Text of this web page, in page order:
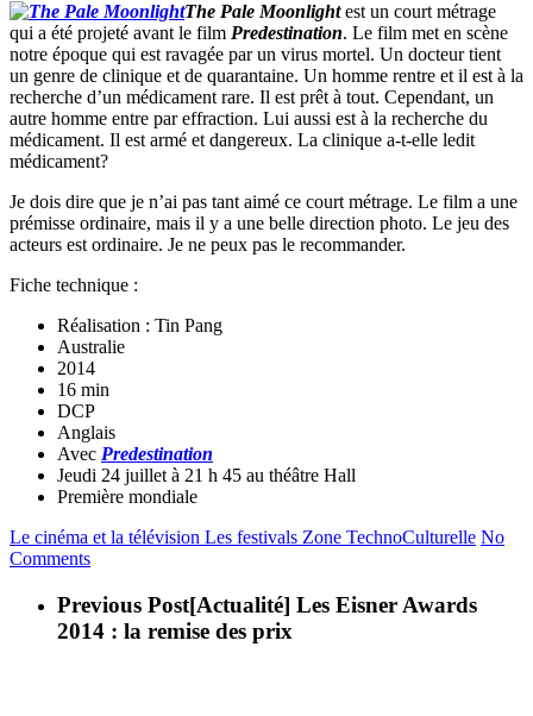
The Pale Moonlightest un court métrage
qui a été projeté avant le film Predestination. Le film met en scène
notre époque qui est ravagée par un virus mortel. Un docteur tient
un genre de clinique et de quarantaine. Un homme rentre et il est à la
recherche d’un médicament rare. Il est prêt à tout. Cependant, un
autre homme entre par effraction. Lui aussi est à la recherche du
médicament. Il est armé et dangereux. La clinique a-t-elle ledit
médicament?
Je dois dire que je n’ai pas tant aimé ce court métrage. Le film a une
prémisse ordinaire, mais il y a une belle direction photo. Le jeu des
acteurs est ordinaire. Je ne peux pas le recommander.
Fiche technique :
Réalisation : Tin Pang
Australie
2014
16 min
DCP
Anglais
Avec Predestination
Jeudi 24 juillet à 21 h 45 au théâtre Hall
Première mondiale
Le cinéma et la télévision Les festivals Zone TechnoCulturelle No
Comments
Previous Post[Actualité] Les Eisner Awards
2014 : la remise des prix